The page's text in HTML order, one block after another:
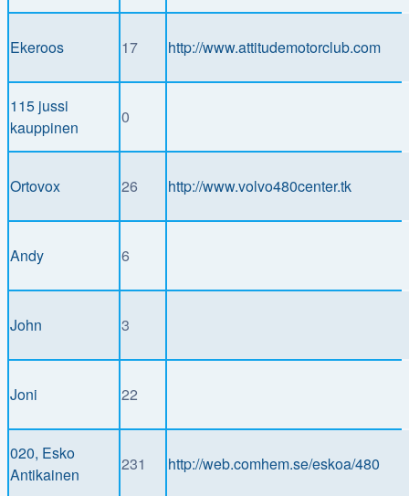
Ekeroos 17 http://www.attitudemotorclub.com
115 jussi
kauppinen
0
Ortovox 26 http://www.volvo480center.tk
Andy 6
John 3
Joni 22
020, Esko
Antikainen
231 http://web.comhem.se/eskoa/480